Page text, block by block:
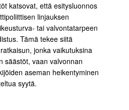
katsovat, että esitysluonnos
linjauksen
tai valvontatarpeen
Tämä tekee siitä
jonka vaikutuksina
säästöt, vaan valvonnan
aseman heikentyminen
syytä.